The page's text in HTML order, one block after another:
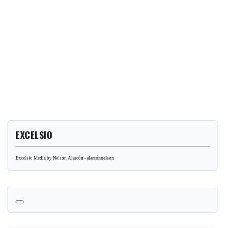
EXCELSIO
Excelsio Media by Nelson Alarcón - alarcónnelson